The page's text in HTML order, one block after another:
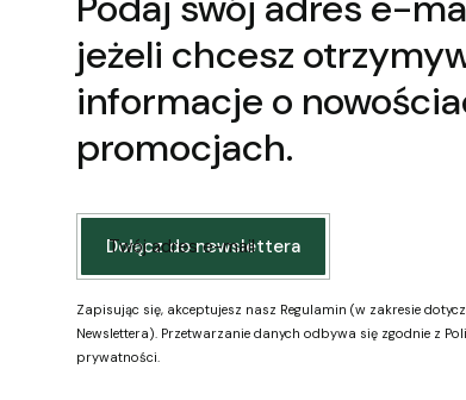
jeżeli chcesz
informacje o
promocjach.
Twój adres e-mail
Dołącz do newslettera
Zapisując się, akceptujesz nasz Regulamin (w zakresie
Newslettera). Przetwarzanie danych odbywa się zgodnie z
prywatności.